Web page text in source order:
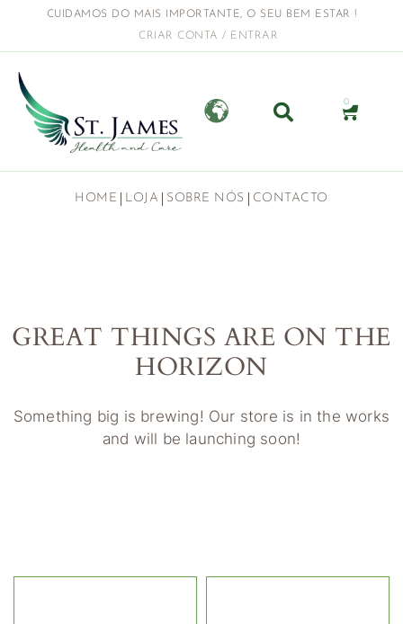
CUIDAMOS DO MAIS IMPORTANTE, O SEU BEM ESTAR !
CRIAR CONTA / ENTRAR
0
HOME LOJA SOBRE NÓS CONTACTO
GREAT THINGS ARE ON THE
HORIZON
Something big is brewing! Our store is in the works
and will be launching soon!